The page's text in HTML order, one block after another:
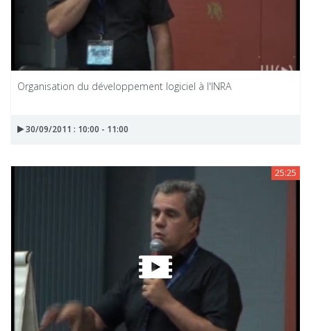
Organisation du développement logiciel à l'INRA
30/09/2011 : 10:00 - 11:00
25:25